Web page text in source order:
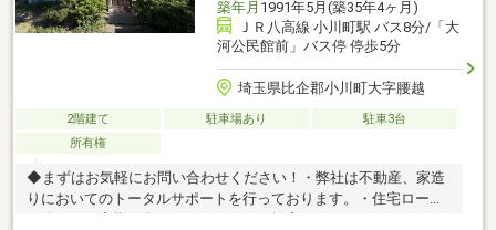
築年月 1991年5月(築35年4ヶ月)
ＪＲ八高線 小川町駅 バス8分/「大
河公民館前」バス停 停歩5分
埼玉県比企郡小川町大字腰越
2階建て 駐車場あり
駐車3台
所有権
◆まずはお気軽にお問い合わせください！・弊社は不動産、家造
りにおいてのトータルサポートを行っております。・住宅ローン